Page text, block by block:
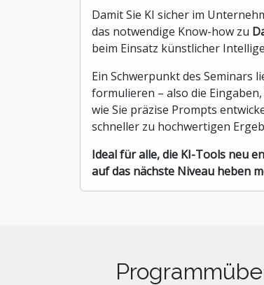
Damit Sie KI sicher im
das notwendige Know-how zu
beim Einsatz künstlicher
Ein Schwerpunkt des Seminars
formulieren – also die
wie Sie präzise Prompts
schneller zu hochwertigen
Ideal für alle, die KI-Tools neu
auf das nächste Niveau heben